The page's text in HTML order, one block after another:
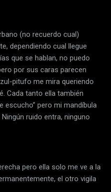
(no recuerdo cual)
dependiendo cual llegue
que se hablan, no puedo
por sus caras parecen
pitufo me mira queriendo
Cada tanto ella también
escucho” pero mi mandíbula
ruido entra, ninguno
pero ella solo me ve a la
el otro vigila